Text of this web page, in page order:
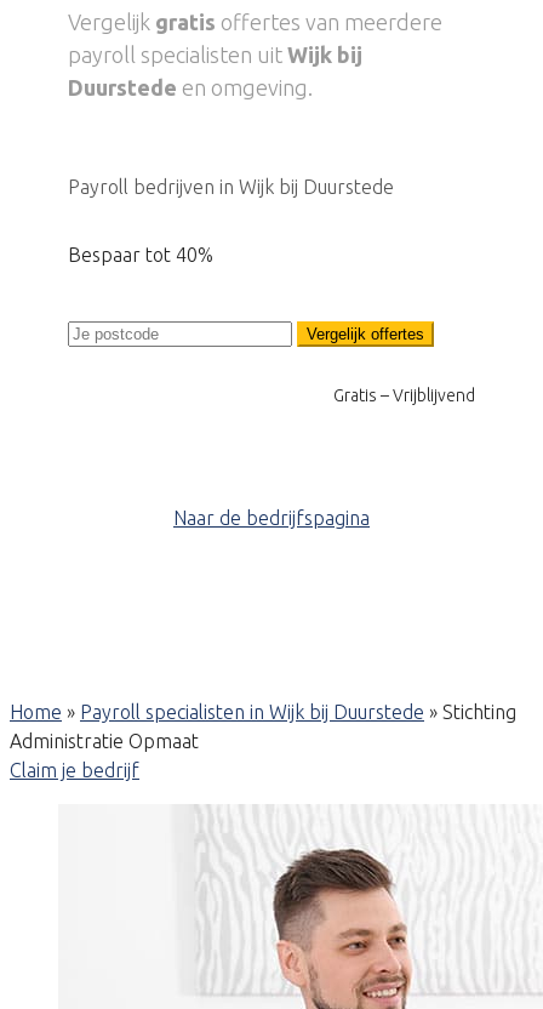
Vergelijk gratis offertes van meerdere
payroll specialisten uit Wijk bij
Duurstede en omgeving.
Payroll bedrijven in Wijk bij Duurstede
Bespaar tot 40%
Vergelijk offertes
Gratis – Vrijblijvend
Naar de bedrijfspagina
Home » Payroll specialisten in Wijk bij Duurstede » Stichting
Administratie Opmaat
Claim je bedrijf